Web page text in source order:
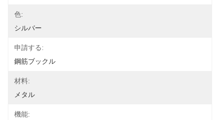
色:
シルバー
申請する:
鋼筋ブックル
材料:
メタル
機能: